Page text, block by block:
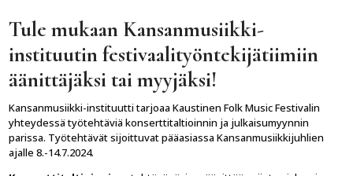
Tule mukaan Kansanmusiikki-
instituutin festivaalityöntekijätiimiin
äänittäjäksi tai myyjäksi!
Kansanmusiikki-instituutti tarjoaa Kaustinen Folk Music Festivalin
yhteydessä työtehtäviä konserttitaltioinnin ja julkaisumyynnin
parissa. Työtehtävät sijoittuvat pääasiassa Kansanmusiikkijuhlien
ajalle 8.-14.7.2024.